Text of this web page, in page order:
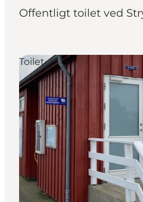
Planlægning
Offentligt toilet ved
Toilet